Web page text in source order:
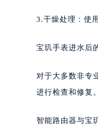
3.干燥处理：使
宝玑手表进水后
对于大多数非专
进行检查和修复。
智能路由器与宝